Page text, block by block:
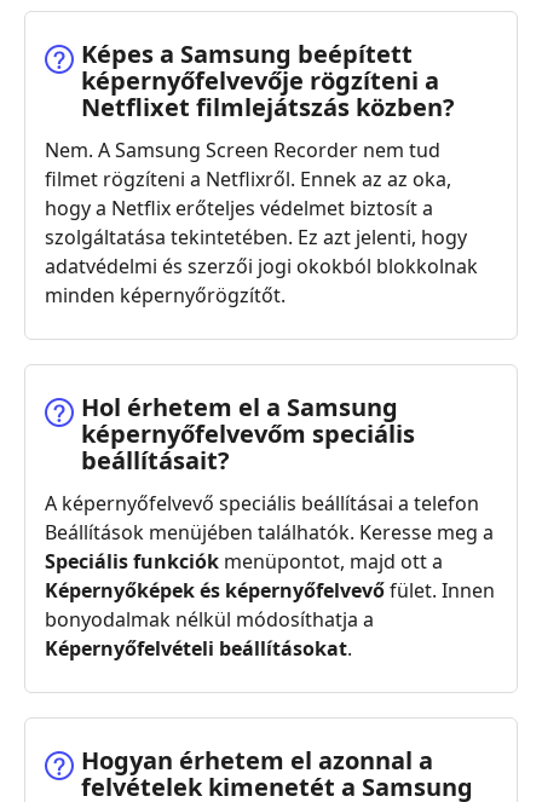
Képes a Samsung beépített
képernyőfelvevője rögzíteni a
Netflixet filmlejátszás közben?
Nem. A Samsung Screen Recorder nem tud
filmet rögzíteni a Netflixről. Ennek az az oka,
hogy a Netflix erőteljes védelmet biztosít a
szolgáltatása tekintetében. Ez azt jelenti, hogy
adatvédelmi és szerzői jogi okokból blokkolnak
minden képernyőrögzítőt.
Hol érhetem el a Samsung
képernyőfelvevőm speciális
beállításait?
A képernyőfelvevő speciális beállításai a telefon
Beállítások menüjében találhatók. Keresse meg a
Speciális funkciók menüpontot, majd ott a
Képernyőképek és képernyőfelvevőfület. Innen
bonyodalmak nélkül módosíthatja a
Képernyőfelvételi beállításokat.
Hogyan érhetem el azonnal a
felvételek kimenetét a Samsung